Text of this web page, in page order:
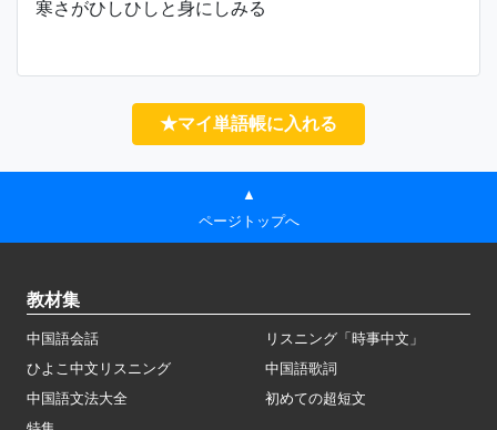
寒さがひしひしと身にしみる
★マイ単語帳に入れる
▲
ページトップへ
教材集
中国語会話
リスニング「時事中文」
ひよこ中文リスニング
中国語歌詞
中国語文法大全
初めての超短文